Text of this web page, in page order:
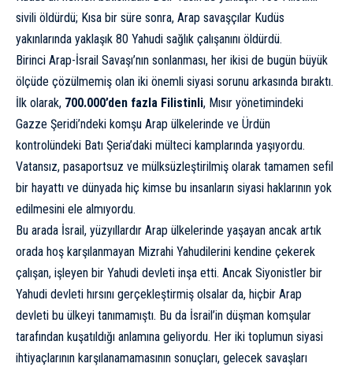
sivili öldürdü; Kısa bir süre sonra, Arap savaşçılar Kudüs
yakınlarında yaklaşık 80 Yahudi sağlık çalışanını öldürdü.
Birinci Arap-İsrail Savaşı’nın sonlanması, her ikisi de bugün büyük
ölçüde çözülmemiş olan iki önemli siyasi sorunu arkasında bıraktı.
İlk olarak, 700.000’den fazla Filistinli, Mısır yönetimindeki
Gazze Şeridi’ndeki komşu Arap ülkelerinde ve Ürdün
kontrolündeki Batı Şeria’daki mülteci kamplarında yaşıyordu.
Vatansız, pasaportsuz ve mülksüzleştirilmiş olarak tamamen sefil
bir hayattı ve dünyada hiç kimse bu insanların siyasi haklarının yok
edilmesini ele almıyordu.
Bu arada İsrail, yüzyıllardır Arap ülkelerinde yaşayan ancak artık
orada hoş karşılanmayan Mizrahi Yahudilerini kendine çekerek
çalışan, işleyen bir Yahudi devleti inşa etti. Ancak Siyonistler bir
Yahudi devleti hırsını gerçekleştirmiş olsalar da, hiçbir Arap
devleti bu ülkeyi tanımamıştı. Bu da İsrail’in düşman komşular
tarafından kuşatıldığı anlamına geliyordu. Her iki toplumun siyasi
ihtiyaçlarının karşılanamamasının sonuçları, gelecek savaşları